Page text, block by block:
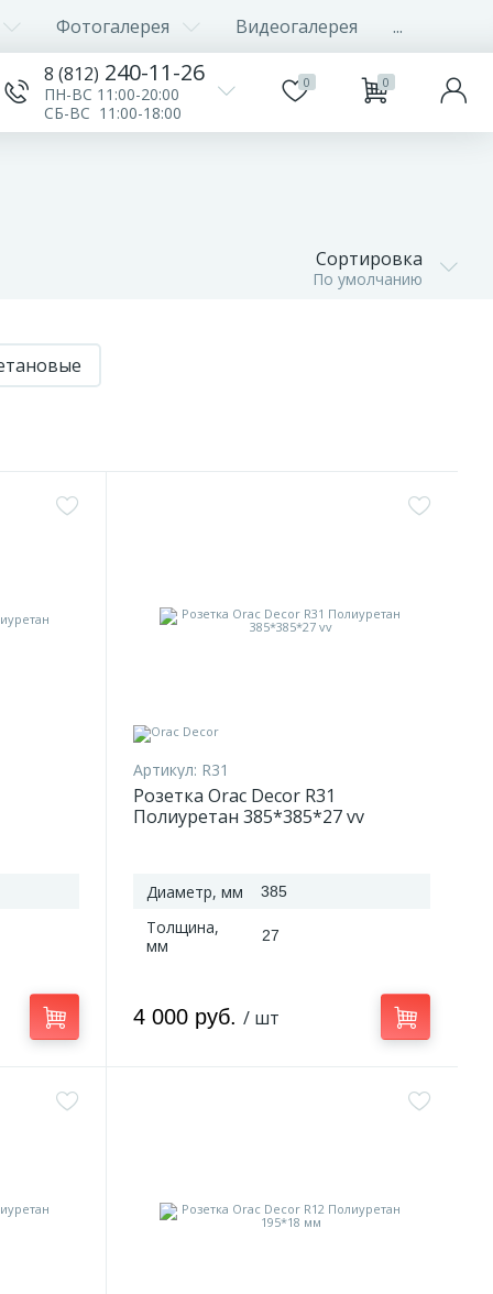
Фотогалерея Видеогалерея
...
8 (812) 240-11-26
ПН-ВС 11:00-20:00
СБ-ВС 11:00-18:00
0 0
Сортировка
По умолчанию
Артикул: R31
Розетка Orac Decor R31
Полиуретан 385*385*27 vv
Диаметр, мм 385
Толщина,
мм
27
4 000 руб./ шт